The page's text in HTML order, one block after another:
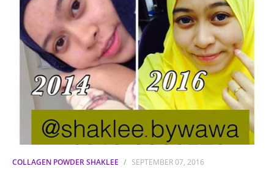
COLLAGEN POWDER SHAKLEE SEPTEMBER 07, 2016